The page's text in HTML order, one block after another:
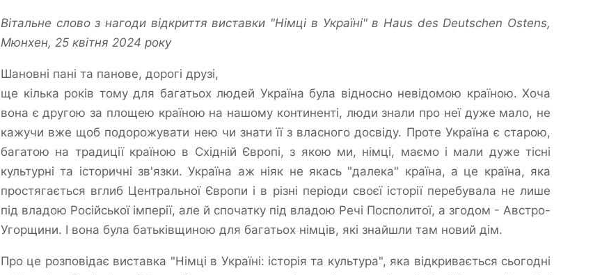
Вітальне слово з нагоди відкриття виставки "Німці в Україні" в Haus des Deutschen Ostens,
Мюнхен, 25 квітня 2024 року
Шановні пані та панове, дорогі друзі,
ще кілька років тому для багатьох людей Україна була відносно невідомою країною. Хоча
вона є другою за площею країною на нашому континенті, люди знали про неї дуже мало, не
кажучи вже щоб подорожувати нею чи знати її з власного досвіду. Проте Україна є старою,
багатою на традиції країною в Східній Європі, з якою ми, німці, маємо і мали дуже тісні
культурні та історичні зв'язки. Україна аж ніяк не якась "далека" країна, а це країна, яка
простягається вглиб Центральної Європи і в різні періоди своєї історії перебувала не лише
під владою Російської імперії, але й спочатку під владою Речі Посполитої, а згодом - Австро-
Угорщини. І вона була батьківщиною для багатьох німців, які знайшли там новий дім.
Про це розповідає виставка "Німці в Україні: історія та культура", яка відкривається сьогодні